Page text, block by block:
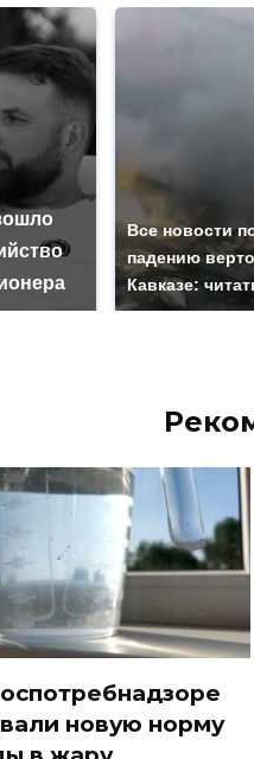
Все новости
падению
Кавказе:
новую норму